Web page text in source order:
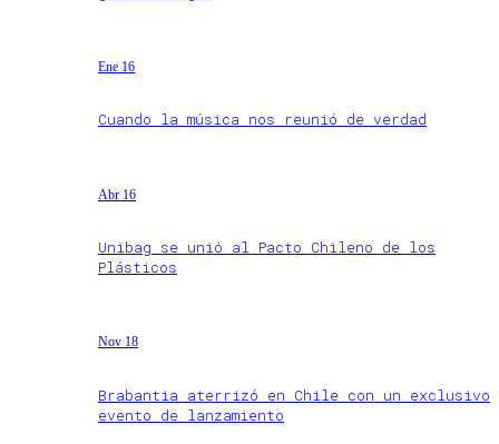
Ene 16
Cuando la música nos reunió de verdad
Abr 16
Unibag se unió al Pacto Chileno de los
Plásticos
Nov 18
Brabantia aterrizó en Chile con un exclusivo
evento de lanzamiento